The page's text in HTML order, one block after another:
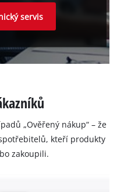
servis
„Ověřený nákup“ – že
kteří produkty
zakoupili.